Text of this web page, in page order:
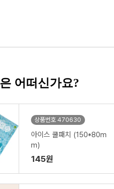
어떠신가요?
상품번호 470630
아이스 쿨패치 (150*80m
m)
145원